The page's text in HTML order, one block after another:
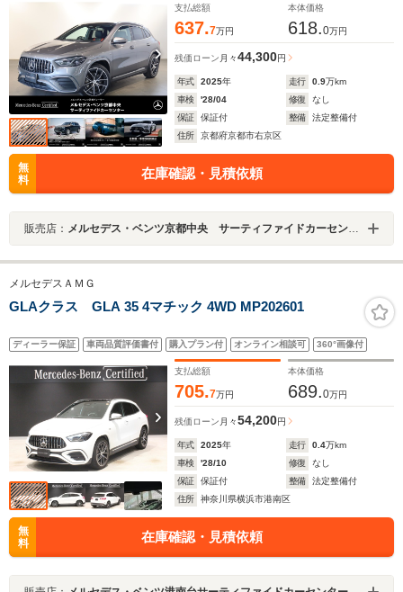
支払総額
637.7万円
本体価格
618.0万円
残価ローン 月々44,300円
年式 2025年 走行 0.9万km
車検
'28/04 修復
なし
保証
保証付 整備
法定整備付
住所
京都府京都市右京区
無
料
在庫確認・見積依頼
販売店： メルセデス・ベンツ京都中央 サーティファイドカーセンター
メルセデスＡＭＧ
GLAクラス GLA 35 4マチック 4WD MP202601
ディーラー保証 車両品質評価書付 購入プラン付 オンライン相談可 360°画像付
支払総額
705.7万円
本体価格
689.0万円
残価ローン 月々54,200円
年式 2025年 走行 0.4万km
車検
'28/10 修復
なし
保証
保証付 整備
法定整備付
住所
神奈川県横浜市港南区
無
料
在庫確認・見積依頼